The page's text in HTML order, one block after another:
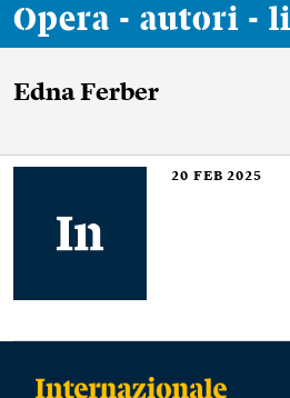
Opera - autori -
Edna Ferber
20 FEB 2025